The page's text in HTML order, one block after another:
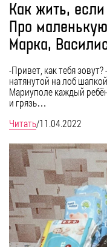
Как жить,
Про
Марка,
-Привет, как тебя
натянутой на лоб
Мариуполе каждый
и грязь…
Читать/11.04.2022